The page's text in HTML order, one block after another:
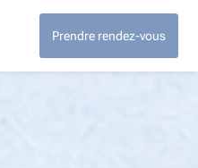
Prendre rendez-vous